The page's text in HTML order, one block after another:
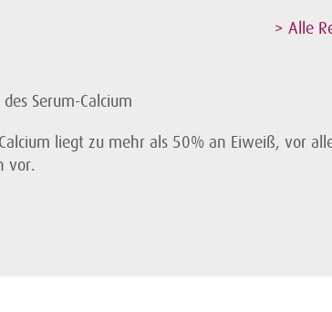
> Alle
Serum-Calcium
liegt zu mehr als 50% an Eiweiß, vor
vor.